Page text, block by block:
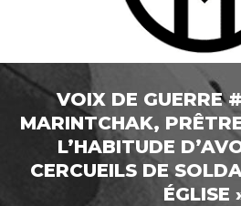
VOIX DE GUERRE
MARINTCHAK,
L’HABITUDE
CERCUEILS DE
ÉGLISE